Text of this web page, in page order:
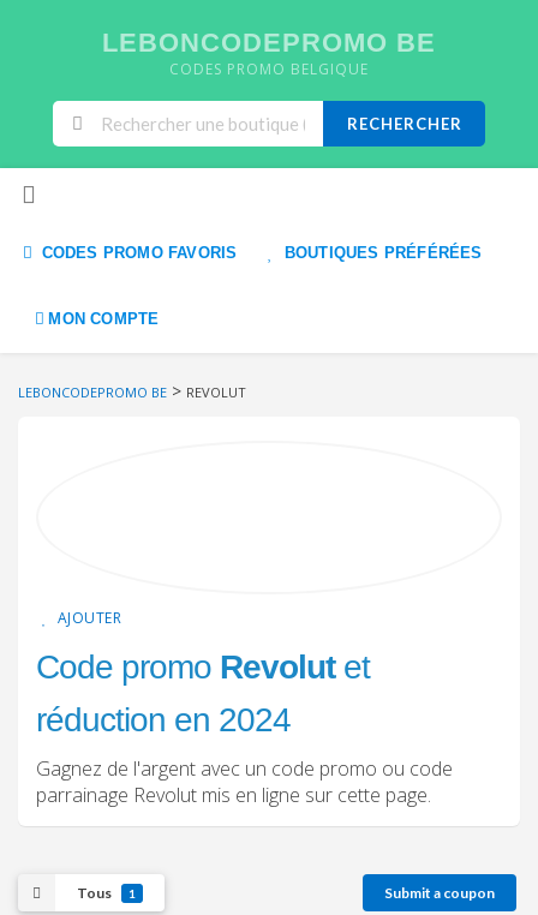
LEBONCODEPROMO BE
CODES PROMO BELGIQUE
RECHERCHER
CODES PROMO FAVORIS BOUTIQUES PRÉFÉRÉES
MON COMPTE
LEBONCODEPROMO BE > REVOLUT
AJOUTER
Code promo Revolutet
réduction en 2024
Gagnez de l'argent avec un code promo ou code
parrainage Revolut mis en ligne sur cette page.
Tous 1 Submit a coupon